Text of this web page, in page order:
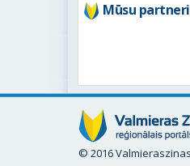
Mūsu partneri
© 2016